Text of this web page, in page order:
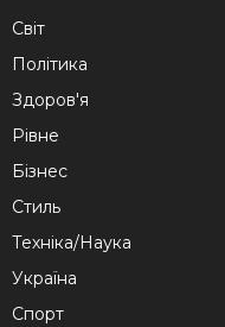
Cвіт
Політика
Здоров'я
Рівне
Бізнес
Стиль
Техніка/Наука
Україна
Спорт